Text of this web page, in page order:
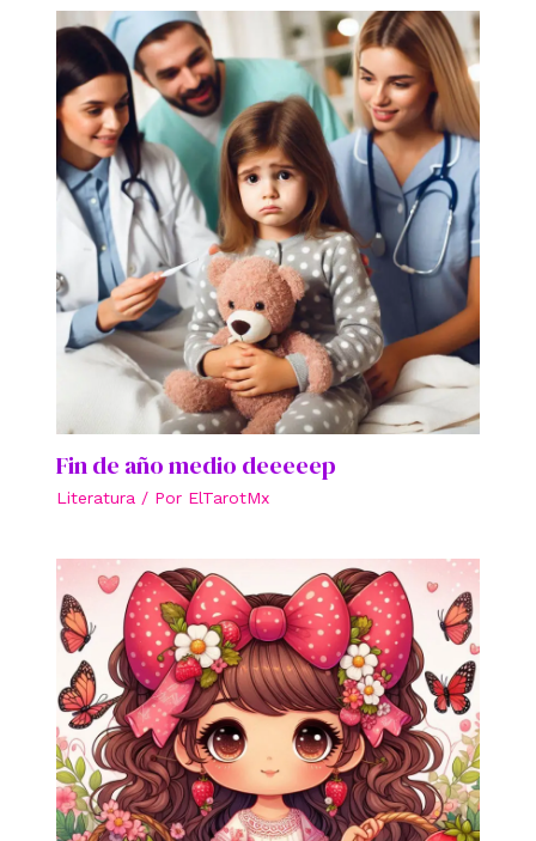
Fin de año medio deeeeep
Literatura / Por ElTarotMx